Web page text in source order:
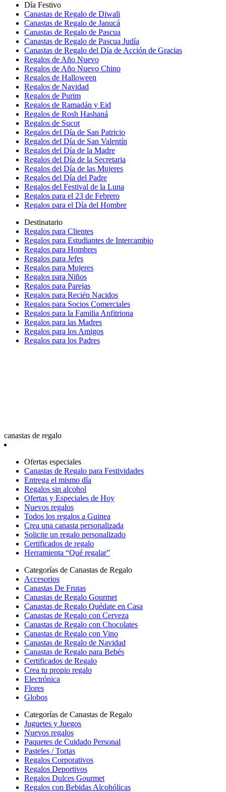
Día Festivo
Canastas de Regalo de Diwali
Canastas de Regalo de Janucá
Canastas de Regalo de Pascua
Canastas de Regalo de Pascua Judía
Canastas de Regalo del Día de Acción de Gracias
Regalos de Año Nuevo
Regalos de Año Nuevo Chino
Regalos de Halloween
Regalos de Navidad
Regalos de Purim
Regalos de Ramadán y Eid
Regalos de Rosh Hashaná
Regalos de Sucot
Regalos del Día de San Patricio
Regalos del Día de San Valentín
Regalos del Día de la Madre
Regalos del Día de la Secretaria
Regalos del Día de las Mujeres
Regalos del Día del Padre
Regalos del Festival de la Luna
Regalos para el 23 de Febrero
Regalos para el Día del Hombre
Destinatario
Regalos para Clientes
Regalos para Estudiantes de Intercambio
Regalos para Hombres
Regalos para Jefes
Regalos para Mujeres
Regalos para Niños
Regalos para Parejas
Regalos para Recién Nacidos
Regalos para Socios Comerciales
Regalos para la Familia Anfitriona
Regalos para las Madres
Regalos para los Amigos
Regalos para los Padres
canastas de regalo
Ofertas especiales
Canastas de Regalo para Festividades
Entrega el mismo día
Regalos sin alcohol
Ofertas y Especiales de Hoy
Nuevos regalos
Todos los regalos a Guinea
Crea una canasta personalizada
Solicite un regalo personalizado
Certificados de regalo
Herramienta “Qué regalar”
Categorías de Canastas de Regalo
Accesorios
Canastas De Frutas
Canastas de Regalo Gourmet
Canastas de Regalo Quédate en Casa
Canastas de Regalo con Cerveza
Canastas de Regalo con Chocolates
Canastas de Regalo con Vino
Canastas de Regalo de Navidad
Canastas de Regalo para Bebés
Certificados de Regalo
Crea tu propio regalo
Electrónica
Flores
Globos
Categorías de Canastas de Regalo
Juguetes y Juegos
Nuevos regalos
Paquetes de Cuidado Personal
Pasteles / Tortas
Regalos Corporativos
Regalos Deportivos
Regalos Dulces Gourmet
Regalos con Bebidas Alcohólicas